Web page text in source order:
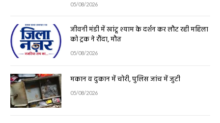
05/08/2026
जीवनी मंडी में खांटू श्याम के दर्शन कर लौट रही महिला
को ट्रक ने रौंदा, मौत
05/08/2026
मकान व दुकान में चोरी, पुलिस जांच में जुटी
05/08/2026